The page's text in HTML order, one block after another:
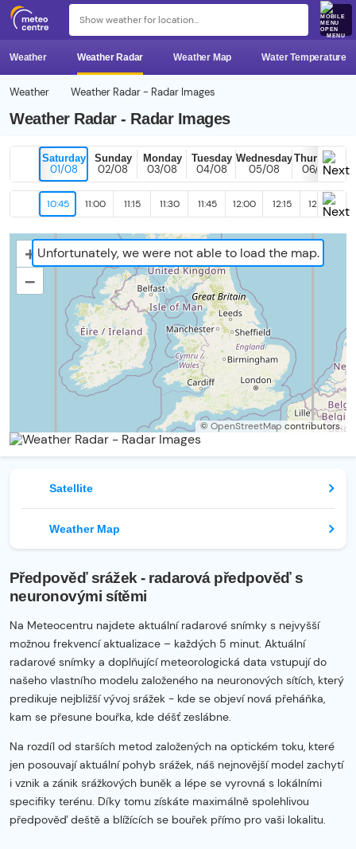
MENU
Weather Weather Radar Weather Map Water Temperature
Weather Weather Radar - Radar Images
Weather Radar - Radar Images
Saturday
01/08
Sunday
02/08
Monday
03/08
Tuesday
04/08
Wednesday
05/08
Thursday
06/08
10:45 11:00 11:15 11:30 11:45 12:00 12:15 12:30
Unfortunately, we were not able to load the map.
+
–
© OpenStreetMap contributors.
Satellite
Weather Map
Předpověď srážek - radarová předpověď s
neuronovými sítěmi
Na Meteocentru najdete aktuální radarové snímky s nejvyšší
možnou frekvencí aktualizace – každých 5 minut. Aktuální
radarové snímky a doplňující meteorologická data vstupují do
našeho vlastního modelu založeného na neuronových sítích, který
predikuje nejbližší vývoj srážek - kde se objeví nová přeháňka,
kam se přesune bouřka, kde déšť zeslábne.
Na rozdíl od starších metod založených na optickém toku, které
jen posouvají aktuální pohyb srážek, náš nejnovější model zachytí
i vznik a zánik srážkových buněk a lépe se vyrovná s lokálními
specifiky terénu. Díky tomu získáte maximálně spolehlivou
předpověď deště a blížících se bouřek přímo pro vaši lokalitu.